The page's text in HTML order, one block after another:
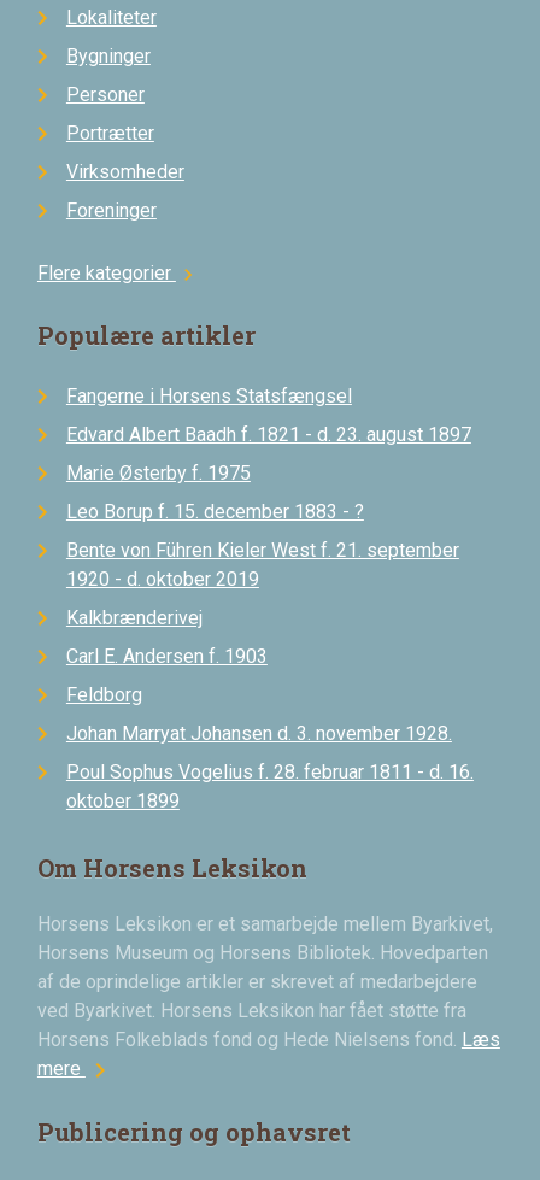
Lokaliteter
Bygninger
Personer
Portrætter
Virksomheder
Foreninger
Flere kategorier chevron_right
Populære artikler
Fangerne i Horsens Statsfængsel
Edvard Albert Baadh f. 1821 - d. 23. august 1897
Marie Østerby f. 1975
Leo Borup f. 15. december 1883 - ?
Bente von Führen Kieler West f. 21. september
1920 - d. oktober 2019
Kalkbrænderivej
Carl E. Andersen f. 1903
Feldborg
Johan Marryat Johansen d. 3. november 1928.
Poul Sophus Vogelius f. 28. februar 1811 - d. 16.
oktober 1899
Om Horsens Leksikon
Horsens Leksikon er et samarbejde mellem Byarkivet,
Horsens Museum og Horsens Bibliotek. Hovedparten
af de oprindelige artikler er skrevet af medarbejdere
ved Byarkivet. Horsens Leksikon har fået støtte fra
Horsens Folkeblads fond og Hede Nielsens fond. Læs
mere chevron_right
Publicering og ophavsret